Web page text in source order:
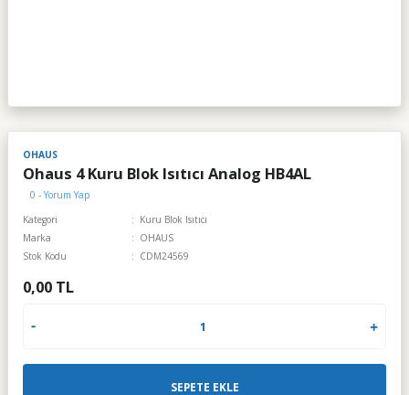
OHAUS
Ohaus 4 Kuru Blok Isıtıcı Analog HB4AL
0 - Yorum Yap
Kategori
Kuru Blok Isıtıcı
Marka
OHAUS
Stok Kodu
CDM24569
0,00 TL
SEPETE EKLE